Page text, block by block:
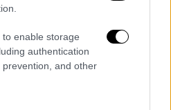
enable storage
authentication
and other